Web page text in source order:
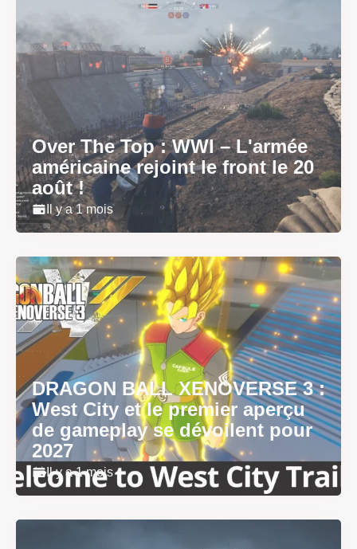
Over The Top : WWI – L'armée
américaine rejoint le front le 20
août !
Il y a 1 mois
DRAGON BALL XENOVERSE 3 :
West City et le premier aperçu
de gameplay se dévoilent pour
2027
Il y a 1 mois